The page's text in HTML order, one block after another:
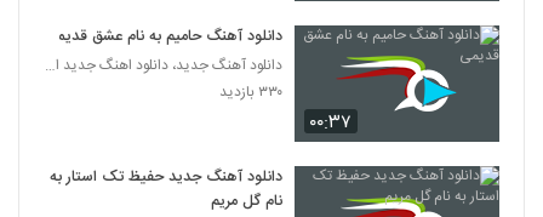
دانلود آهنگ منه بی قرارو از امیرحسین
مسعودی
361
۱,۱۱۹ بازدید
۰۰:۳۷
دانلود آهنگ حامیم به نام عشق قدیمی
دانلود آهنگ جدید، دانلود اهنگ جدید ایرانی
۳۳۰ بازدید
دانلود آهنگ جدید حفیظ تک استار به
نام گل مریم